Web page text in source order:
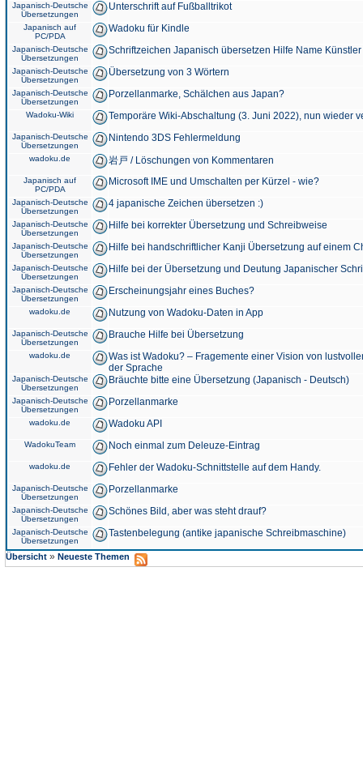
Japanisch-Deutsche
Übersetzungen
Unterschrift auf Fußballtrikot
Japanisch auf
PC/PDA
Wadoku für Kindle
Japanisch-Deutsche
Übersetzungen
Schriftzeichen Japanisch übersetzen Hilfe Name
Japanisch-Deutsche
Übersetzungen
Übersetzung von 3 Wörtern
Japanisch-Deutsche
Übersetzungen
Porzellanmarke, Schälchen aus Japan?
Wadoku-Wiki Temporäre Wiki-Abschaltung (3. Juni 2022), nun wieder
Japanisch-Deutsche
Übersetzungen
Nintendo 3DS Fehlermeldung
wadoku.de 岩戸 / Löschungen von Kommentaren
Japanisch auf
PC/PDA
Microsoft IME und Umschalten per Kürzel - wie?
Japanisch-Deutsche
Übersetzungen
4 japanische Zeichen übersetzen :)
Japanisch-Deutsche
Übersetzungen
Hilfe bei korrekter Übersetzung und Schreibweise
Japanisch-Deutsche
Übersetzungen
Hilfe bei handschriftlicher Kanji Übersetzung auf einem
Japanisch-Deutsche
Übersetzungen
Hilfe bei der Übersetzung und Deutung Japanischer
Japanisch-Deutsche
Übersetzungen
Erscheinungsjahr eines Buches?
wadoku.de Nutzung von Wadoku-Daten in App
Japanisch-Deutsche
Übersetzungen
Brauche Hilfe bei Übersetzung
wadoku.de
Was ist Wadoku? – Fragemente einer Vision von
der Sprache
Japanisch-Deutsche
Übersetzungen
Bräuchte bitte eine Übersetzung (Japanisch - Deutsch)
Japanisch-Deutsche
Übersetzungen
Porzellanmarke
wadoku.de Wadoku API
WadokuTeam Noch einmal zum Deleuze-Eintrag
wadoku.de Fehler der Wadoku-Schnittstelle auf dem Handy.
Japanisch-Deutsche
Übersetzungen
Porzellanmarke
Japanisch-Deutsche
Übersetzungen
Schönes Bild, aber was steht drauf?
Japanisch-Deutsche
Übersetzungen
Tastenbelegung (antike japanische Schreibmaschine)
Übersicht » Neueste Themen